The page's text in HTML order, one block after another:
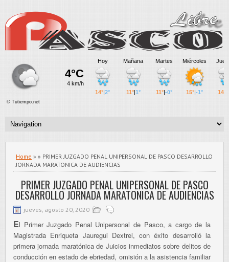
Home » » PRIMER JUZGADO PENAL UNIPERSONAL DE PASCO DESARROLLO
JORNADA MARATONICA DE AUDIENCIAS
PRIMER JUZGADO PENAL UNIPERSONAL DE PASCO
DESARROLLO JORNADA MARATONICA DE AUDIENCIAS
jueves, agosto 20, 2020
El Primer Juzgado Penal Unipersonal de Pasco, a cargo de la
Magistrada Enriqueta Jauregui Dextrel, con éxito desarrolló la
primera jornada maratónica de Juicios inmediatos sobre delitos de
conducción en estado de ebriedad, omisión a la asistencia familiar